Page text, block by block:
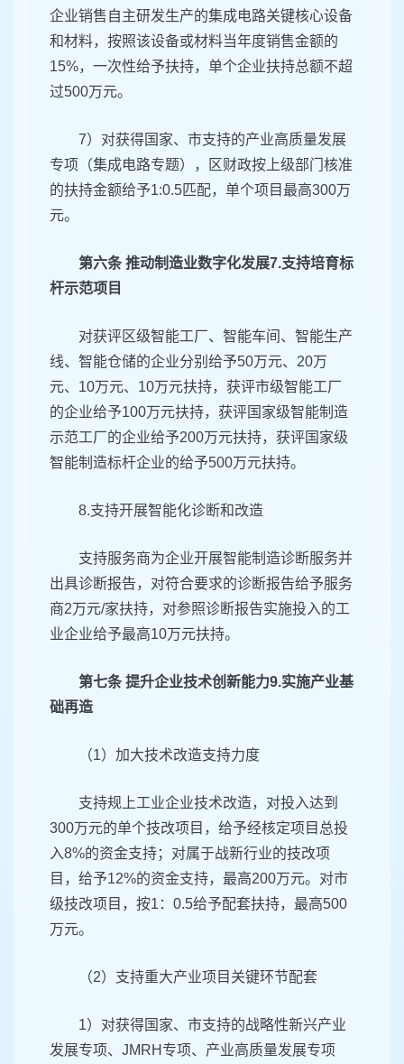
企业销售自主研发生产的集成电路关键核心设备
和材料，按照该设备或材料当年度销售金额的
15%，一次性给予扶持，单个企业扶持总额不超
过500万元。
7）对获得国家、市支持的产业高质量发展
专项（集成电路专题），区财政按上级部门核准
的扶持金额给予1:0.5匹配，单个项目最高300万
元。
第六条 推动制造业数字化发展7.支持培育标
杆示范项目
对获评区级智能工厂、智能车间、智能生产
线、智能仓储的企业分别给予50万元、20万
元、10万元、10万元扶持，获评市级智能工厂
的企业给予100万元扶持，获评国家级智能制造
示范工厂的企业给予200万元扶持，获评国家级
智能制造标杆企业的给予500万元扶持。
8.支持开展智能化诊断和改造
支持服务商为企业开展智能制造诊断服务并
出具诊断报告，对符合要求的诊断报告给予服务
商2万元/家扶持，对参照诊断报告实施投入的工
业企业给予最高10万元扶持。
第七条 提升企业技术创新能力9.实施产业基
础再造
（1）加大技术改造支持力度
支持规上工业企业技术改造，对投入达到
300万元的单个技改项目，给予经核定项目总投
入8%的资金支持；对属于战新行业的技改项
目，给予12%的资金支持，最高200万元。对市
级技改项目，按1：0.5给予配套扶持，最高500
万元。
（2）支持重大产业项目关键环节配套
1）对获得国家、市支持的战略性新兴产业
发展专项、JMRH专项、产业高质量发展专项